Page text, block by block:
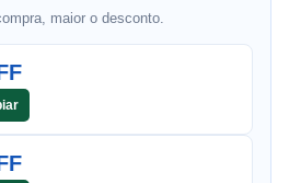
maior o desconto.